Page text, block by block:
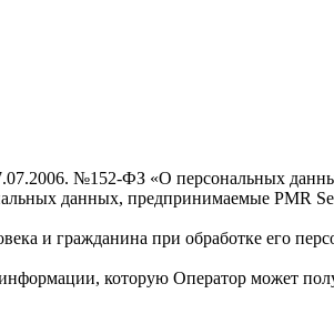
№152-ФЗ «О персональных
данных, предпринимаемые PMR
и гражданина при обработке его
которую Оператор может